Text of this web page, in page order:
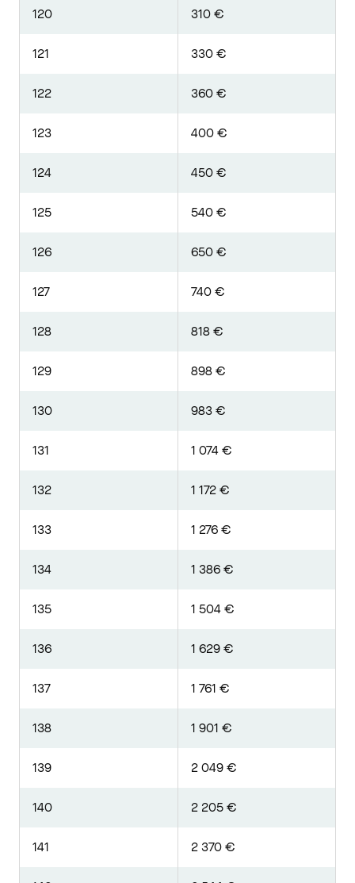
120 310 €
121 330 €
122 360 €
123 400 €
124 450 €
125 540 €
126 650 €
127 740 €
128 818 €
129 898 €
130 983 €
131 1 074 €
132 1 172 €
133 1 276 €
134 1 386 €
135 1 504 €
136 1 629 €
137 1 761 €
138 1 901 €
139 2 049 €
140 2 205 €
141 2 370 €